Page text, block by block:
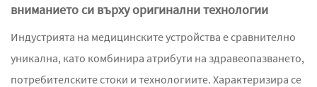
вниманието си върху оригинални технологии
Индустрията на медицинските устройства е сравнително
уникална, като комбинира атрибути на здравеопазването,
потребителските стоки и технологиите. Характеризира се